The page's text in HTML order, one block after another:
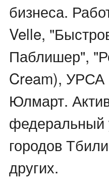
бизнеса.
Velle,
Паблишер",
Cream),
Юлмарт.
федеральный
городов
других.